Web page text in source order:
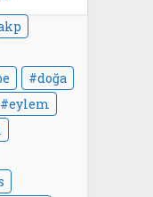
doğa
eylem